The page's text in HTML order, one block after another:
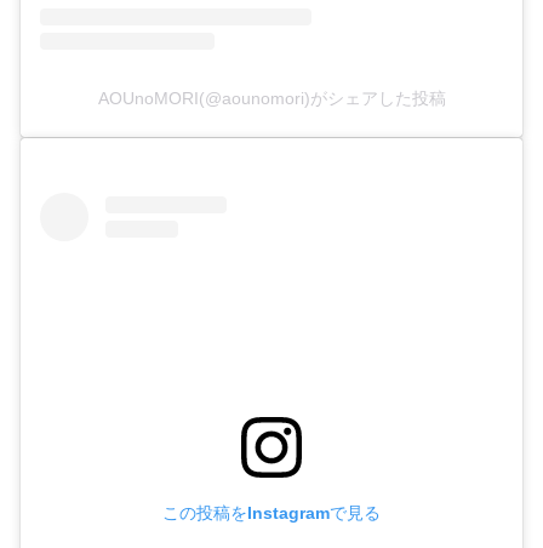
AOUnoMORI(@aounomori)がシェアした投稿
この投稿をInstagramで見る